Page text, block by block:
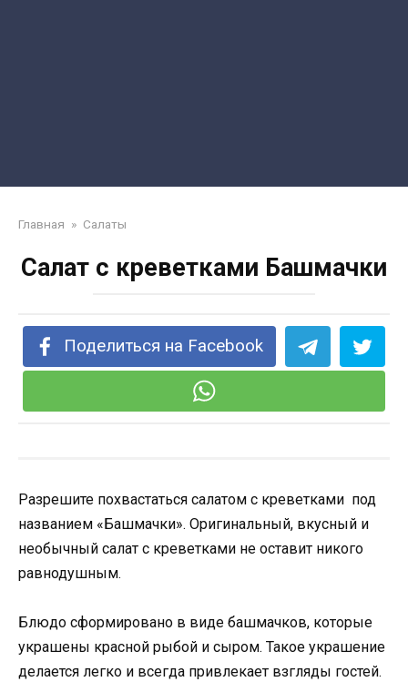
Главная » Салаты
Салат с креветками Башмачки
Поделиться на Facebook
Разрешите похвастаться салатом с креветками под
названием «Башмачки». Оригинальный, вкусный и
необычный салат с креветками не оставит никого
равнодушным.
Блюдо сформировано в виде башмачков, которые
украшены красной рыбой и сыром. Такое украшение
делается легко и всегда привлекает взгляды гостей.